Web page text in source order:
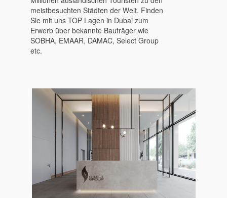
meistbesuchten Städten der Welt. Finden
Sie mit uns TOP Lagen in Dubai zum
Erwerb über bekannte Bauträger wie
SOBHA, EMAAR, DAMAC, Select Group
etc.